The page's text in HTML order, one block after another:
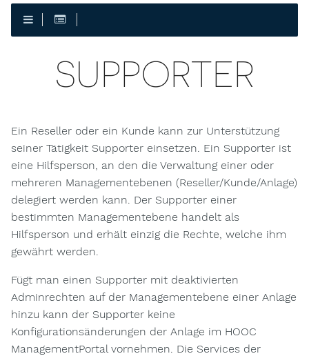
SUPPORTER
Ein Reseller oder ein Kunde kann zur Unterstützung
seiner Tätigkeit Supporter einsetzen. Ein Supporter ist
eine Hilfsperson, an den die Verwaltung einer oder
mehreren Managementebenen (Reseller/Kunde/Anlage)
delegiert werden kann. Der Supporter einer
bestimmten Managementebene handelt als
Hilfsperson und erhält einzig die Rechte, welche ihm
gewährt werden.
Fügt man einen Supporter mit deaktivierten
Adminrechten auf der Managementebene einer Anlage
hinzu kann der Supporter keine
Konfigurationsänderungen der Anlage im HOOC
ManagementPortal vornehmen. Die Services der